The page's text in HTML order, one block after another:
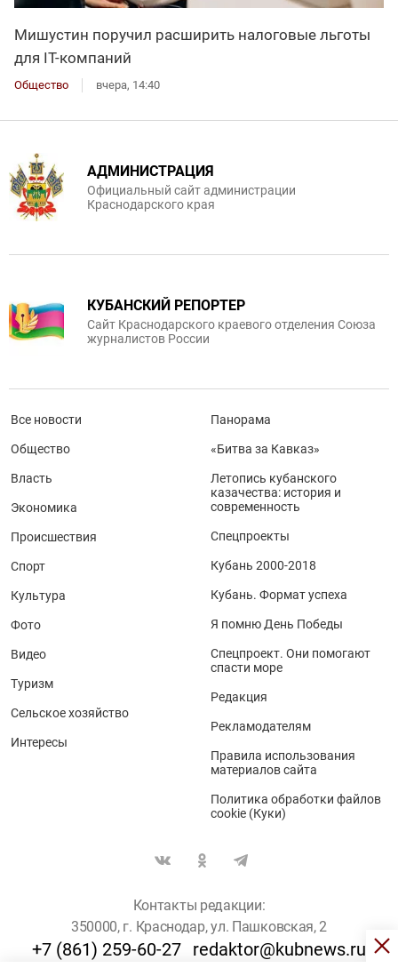
Мишустин поручил расширить налоговые льготы
для IT-компаний
Общество вчера, 14:40
АДМИНИСТРАЦИЯ
Официальный сайт администрации
Краснодарского края
КУБАНСКИЙ РЕПОРТЕР
Сайт Краснодарского краевого отделения Союза
журналистов России
Все новости
Общество
Власть
Экономика
Происшествия
Спорт
Культура
Фото
Видео
Туризм
Сельское хозяйство
Интересы
Панорама
«Битва за Кавказ»
Летопись кубанского
казачества: история и
современность
Спецпроекты
Кубань 2000-2018
Кубань. Формат успеха
Я помню День Победы
Спецпроект. Они помогают
спасти море
Редакция
Рекламодателям
Правила использования
материалов сайта
Политика обработки файлов
cookie (Куки)
Контакты редакции:
350000, г. Краснодар, ул. Пашковская, 2
+7 (861) 259-60-27 redaktor@kubnews.ru